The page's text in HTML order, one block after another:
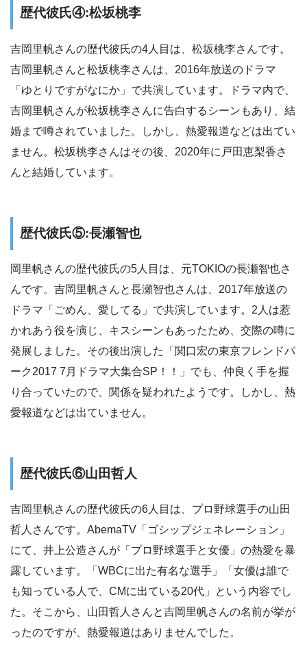
歴代彼氏④:松坂桃李
吉岡里帆さんの歴代彼氏の4人目は、松坂桃李さんです。
吉岡里帆さんと松坂桃李さんは、2016年放送のドラマ
「ゆとりですがなにか」で共演しています。ドラマ内で、
吉岡里帆さんが松坂桃李さんに告白するシーンもあり、結
婚まで噂されていました。しかし、熱愛報道などは出てい
ません。松坂桃李さんはその後、2020年に戸田恵梨香さ
んと結婚しています。
歴代彼氏⑤:長瀬智也
岡里帆さんの歴代彼氏の5人目は、元TOKIOの長瀬智也さ
んです。吉岡里帆さんと長瀬智也さんは、2017年放送の
ドラマ「ごめん、愛してる」で共演しています。2人は惹
かれあう役を演じ、キスシーンもあったため、交際の噂に
発展しました。その後出演した「関口宏の東京フレンドパ
ーク2017 7月ドラマ大集合SP！！」でも、仲良く手を握
り合っていたので、関係を疑われたようです。しかし、熱
愛報道などは出ていません。
歴代彼氏⑥山田哲人
吉岡里帆さんの歴代彼氏の6人目は、プロ野球選手の山田
哲人さんです。AbemaTV「ゴシップジェネレーション」
にて、井上公造さんが「プロ野球選手と女優」の熱愛を暴
露しています。「WBCに出た有名な選手」「女優は誰で
も知っている人で、CMに出ている20代」という内容でし
た。そこから、山田哲人さんと吉岡里帆さんの名前が挙が
ったのですが、熱愛報道はありませんでした。